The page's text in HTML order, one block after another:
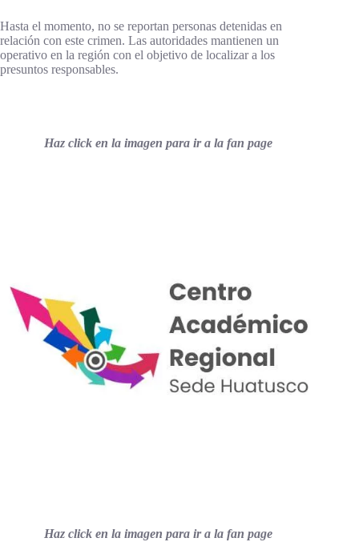
Hasta el momento, no se reportan personas detenidas en
relación con este crimen. Las autoridades mantienen un
operativo en la región con el objetivo de localizar a los
presuntos responsables.
Haz click en la imagen para ir a la fan page
Haz click en la imagen para ir a la fan page